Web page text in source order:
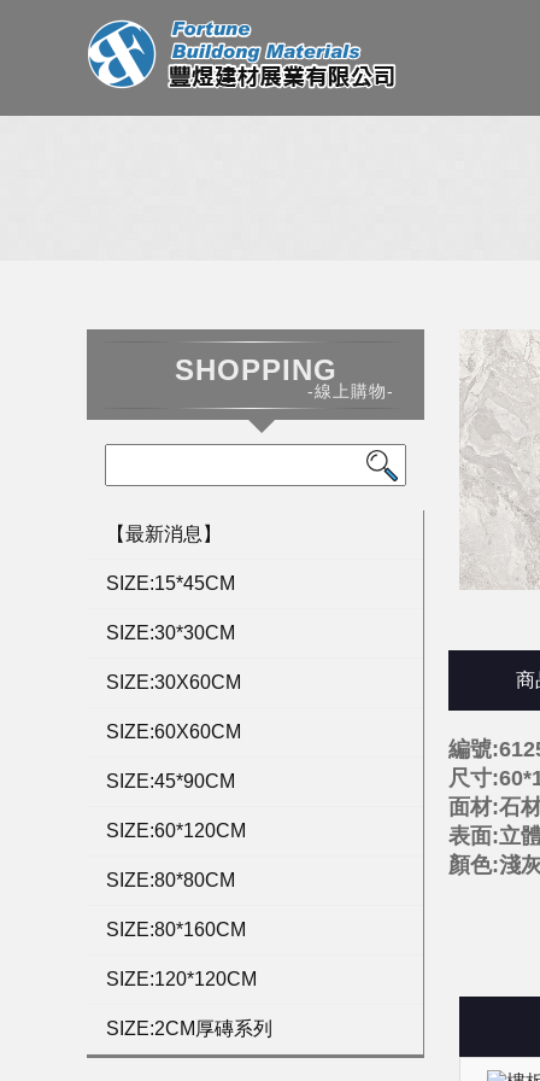
SHOPPING
-線上購物-
【最新消息】
SIZE:15*45CM
SIZE:30*30CM
SIZE:30X60CM
SIZE:60X60CM
SIZE:45*90CM
SIZE:60*120CM
SIZE:80*80CM
SIZE:80*160CM
SIZE:120*120CM
SIZE:2CM厚磚系列
商
編號
尺寸
面材:石
表面:立
顏色:淺